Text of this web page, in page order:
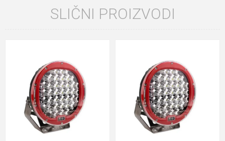
SLIČNI PROIZVODI